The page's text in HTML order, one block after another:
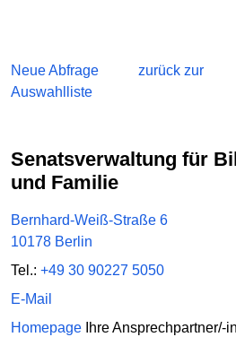
Neue Abfrage
zurück zur
Auswahlliste
Senatsverwaltung für
und Familie
Bernhard-Weiß-Straße 6
10178 Berlin
Tel.: +49 30 90227 5050
E-Mail
Homepage Ihre Ansprechpartner/-